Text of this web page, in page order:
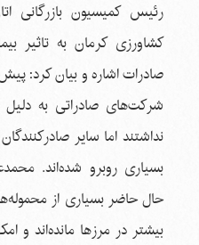
رئیس کمیسیون بازرگانی
کشاورزی کرمان به تاثیر
شرکت‌های صادراتی به
نداشتند اما سایر
بسیاری روبرو شده‌اند.
حال حاضر بسیاری از
بیشتر در مرزها مانده‌اند و